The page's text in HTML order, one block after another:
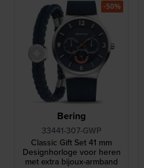
Bering
33441-307-GWP
Classic Gift Set 41 mm
Designhorloge voor heren
met extra bijoux-armband
-50%